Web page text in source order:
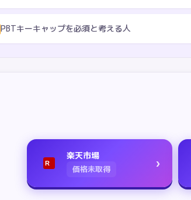
PBTキーキャップを必須と考える人
R
楽天市場
価格未取得 ›